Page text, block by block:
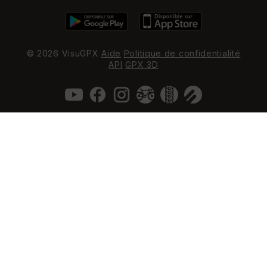
© 2026 VisuGPX Aide Politique de confidentialité
API GPX 3D